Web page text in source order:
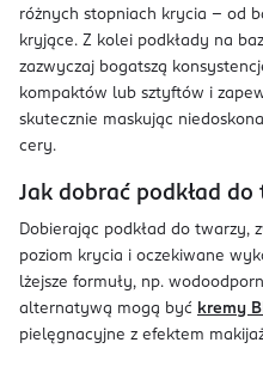
różnych stopniach krycia – od
kryjące. Z kolei podkłady na
zazwyczaj bogatszą
kompaktów lub sztyftów i
skutecznie maskując
cery.
Jak dobrać podkład do
Dobierając podkład do twarzy,
poziom krycia i oczekiwane
lżejsze formuły, np.
alternatywą mogą być kremy
pielęgnacyjne z efektem